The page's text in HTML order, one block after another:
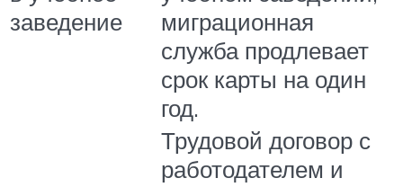
заведение
миграционная
служба продлевает
срок карты на один
год.
Трудовой договор с
работодателем и